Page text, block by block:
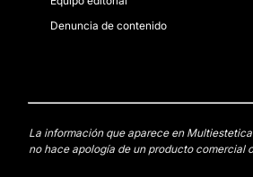
Denuncia de contenido
La información que aparece en
no hace apología de un producto comercial